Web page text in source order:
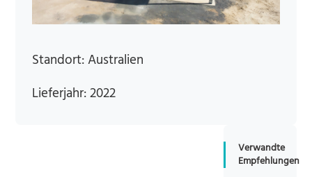
Standort: Australien
Lieferjahr: 2022
Verwandte
Empfehlungen